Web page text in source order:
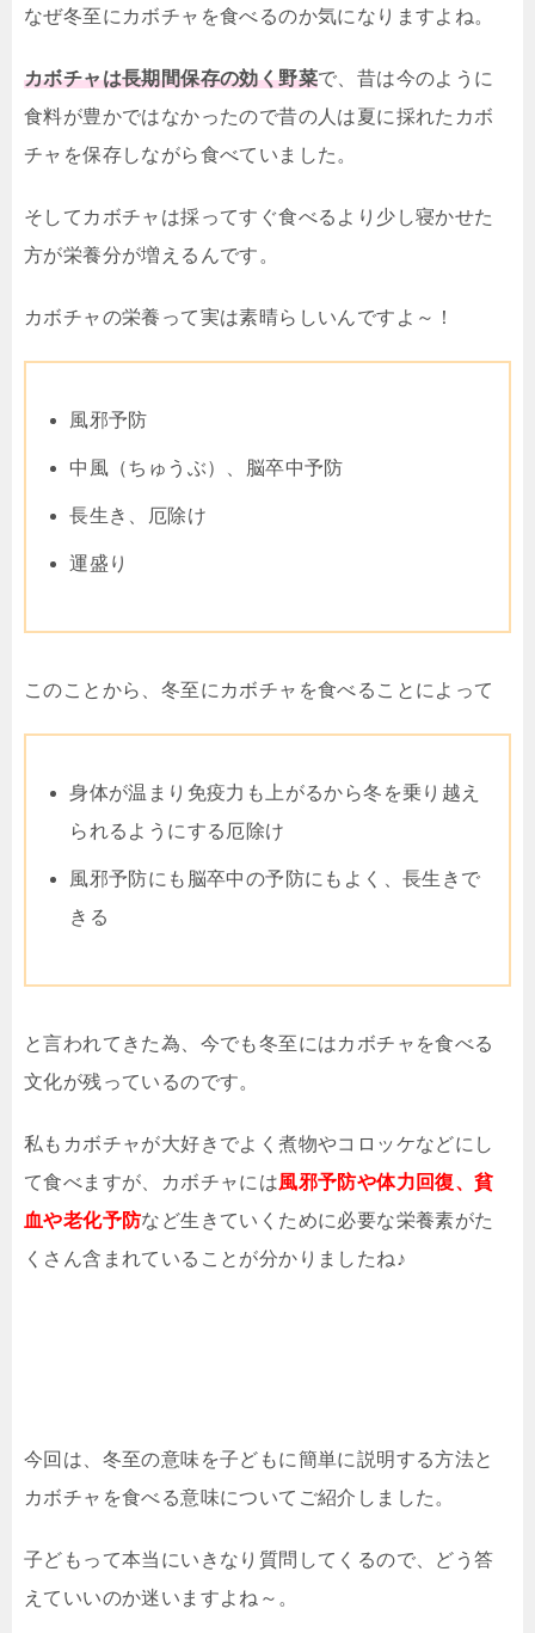
なぜ冬至にカボチャを食べるのか気になりますよね。
カボチャは長期間保存の効く野菜で、昔は今のように
食料が豊かではなかったので昔の人は夏に採れたカボ
チャを保存しながら食べていました。
そしてカボチャは採ってすぐ食べるより少し寝かせた
方が栄養分が増えるんです。
カボチャの栄養って実は素晴らしいんですよ～！
風邪予防
中風（ちゅうぶ）、脳卒中予防
長生き、厄除け
運盛り
このことから、冬至にカボチャを食べることによって
身体が温まり免疫力も上がるから冬を乗り越え
られるようにする厄除け
風邪予防にも脳卒中の予防にもよく、長生きで
きる
と言われてきた為、今でも冬至にはカボチャを食べる
文化が残っているのです。
私もカボチャが大好きでよく煮物やコロッケなどにし
て食べますが、カボチャには風邪予防や体力回復、貧
血や老化予防など生きていくために必要な栄養素がた
くさん含まれていることが分かりましたね♪
今回は、冬至の意味を子どもに簡単に説明する方法と
カボチャを食べる意味についてご紹介しました。
子どもって本当にいきなり質問してくるので、どう答
えていいのか迷いますよね～。